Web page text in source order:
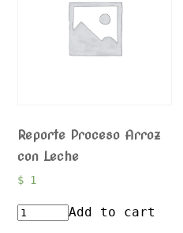
Reporte Proceso Arroz
con Leche
$1
Add to cart